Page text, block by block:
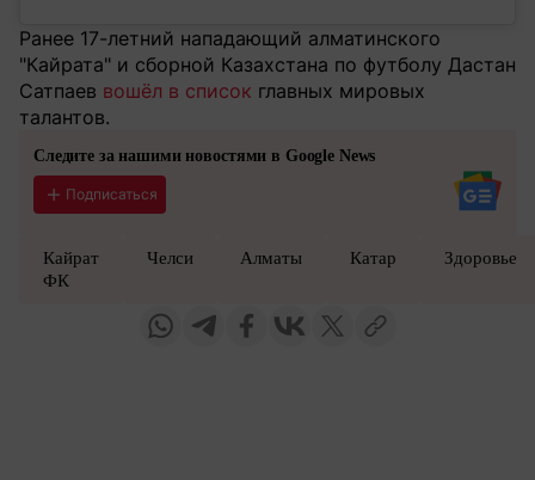
Ранее 17-летний нападающий алматинского
"Кайрата" и сборной Казахстана по футболу Дастан
Сатпаев вошёл в список главных мировых
талантов.
Следите за нашими новостями в Google News
Подписаться
Кайрат
ФК
Челси Алматы Катар Здоровье